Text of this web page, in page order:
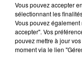
Par Coeur
19h06
19h06
Vous pouvez accepter
sélectionnant les
Vous pouvez
accepter". Vos
pouvez mettre à jour
moment via le lien